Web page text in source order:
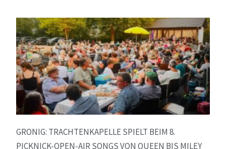
GRONIG: TRACHTENKAPELLE SPIELT BEIM 8.
PICKNICK-OPEN-AIR SONGS VON QUEEN BIS MILEY